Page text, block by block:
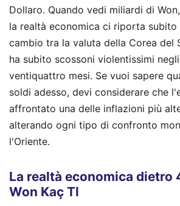
Dollaro. Quando vedi miliardi di
la realtà economica ci riporta subito
cambio tra la valuta della Corea del
ha subito scossoni violentissimi
ventiquattro mesi. Se vuoi sapere
soldi adesso, devi considerare che
affrontato una delle inflazioni più
alterando ogni tipo di confronto
l'Oriente.
La realtà economica dietro
Won Kaç Tl